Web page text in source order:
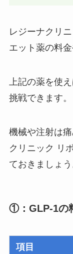
レジーナクリ
エット薬の料
上記の薬を使
挑戦できます。
機械や注射は
クリニック リ
ておきましょう
①：GLP-1の
項目